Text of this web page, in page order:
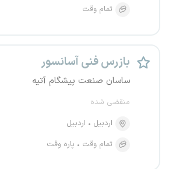
تمام وقت
بازرس فنی آسانسور
ساسان صنعت پیشگام آتیه
منقضی شده
اردبیل
اردبیل
تمام وقت
پاره وقت